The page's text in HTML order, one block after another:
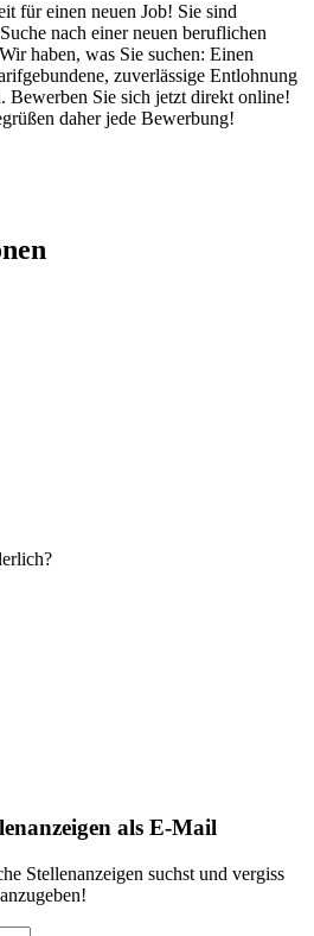
für einen neuen Job! Sie sind
nach einer neuen beruflichen
haben, was Sie suchen: Einen
zuverlässige Entlohnung
Bewerben Sie sich jetzt direkt online!
daher jede Bewerbung!
als E-Mail
Stellenanzeigen suchst und vergiss